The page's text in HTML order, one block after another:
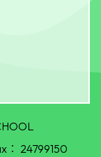
： 24799150